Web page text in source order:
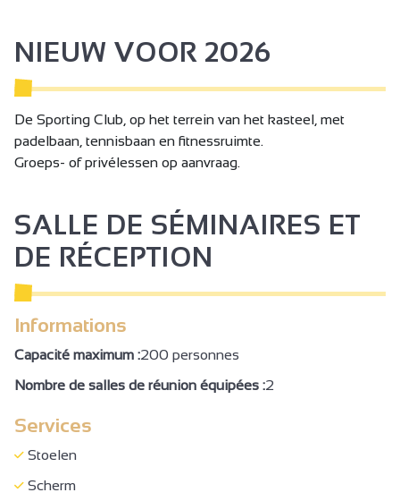
Openlucht zwembad
Bodybuilding / fitnessruimte
Lift
Restaurant
Afgesloten terrein
Terras
Privé parkeerterrein
Gratis parkeren
Fietsenstalling
NIEUW VOOR 2026
De Sporting Club, op het terrein van het kasteel, met
padelbaan, tennisbaan en fitnessruimte.
Groeps- of privélessen op aanvraag.
SALLE DE SÉMINAIRES ET
DE RÉCEPTION
Informations
Capacité maximum :200 personnes
Nombre de salles de réunion équipées :2
Services
Stoelen
Scherm